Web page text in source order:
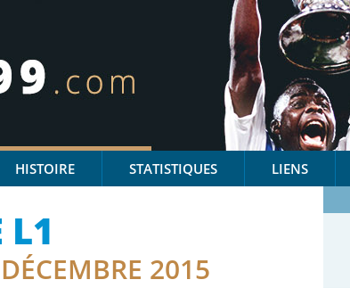
HISTOIRE STATISTIQUES LIENS
L1
2015